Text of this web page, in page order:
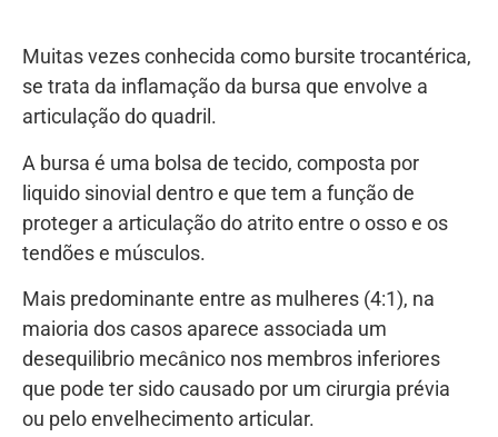
Muitas vezes conhecida como bursite trocantérica,
se trata da inflamação da bursa que envolve a
articulação do quadril.
A bursa é uma bolsa de tecido, composta por
liquido sinovial dentro e que tem a função de
proteger a articulação do atrito entre o osso e os
tendões e músculos.
Mais predominante entre as mulheres (4:1), na
maioria dos casos aparece associada um
desequilibrio mecânico nos membros inferiores
que pode ter sido causado por um cirurgia prévia
ou pelo envelhecimento articular.